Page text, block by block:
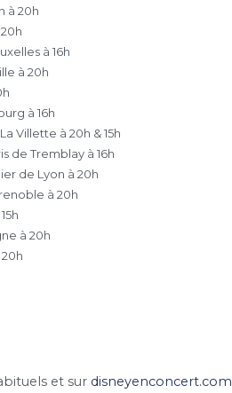
à 20h
à 16h
à 20h
à 16h
Villette à 20h & 15h
de Tremblay à 16h
de Lyon à 20h
à 20h
à 20h
et sur disneyenconcert.com